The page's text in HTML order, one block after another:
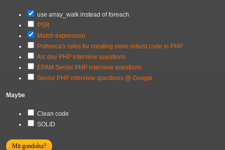
use array_walk instead of foreach
PSR
Match expression
Potherca's rules for creating more robust code in PHP
Arc.dev PHP interview questions
EPAM Senior PHP interview questions
Senior PHP interview questions @ Google
Maybe
Clean code
SOLID
Mit gondolsz?